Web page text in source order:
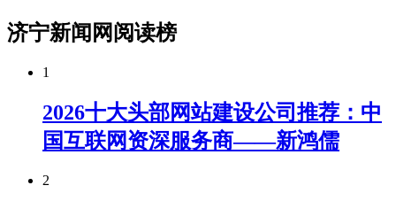
济宁新闻网阅读榜
1
2026十大头部网站建设公司推荐：中
国互联网资深服务商——新鸿儒
2